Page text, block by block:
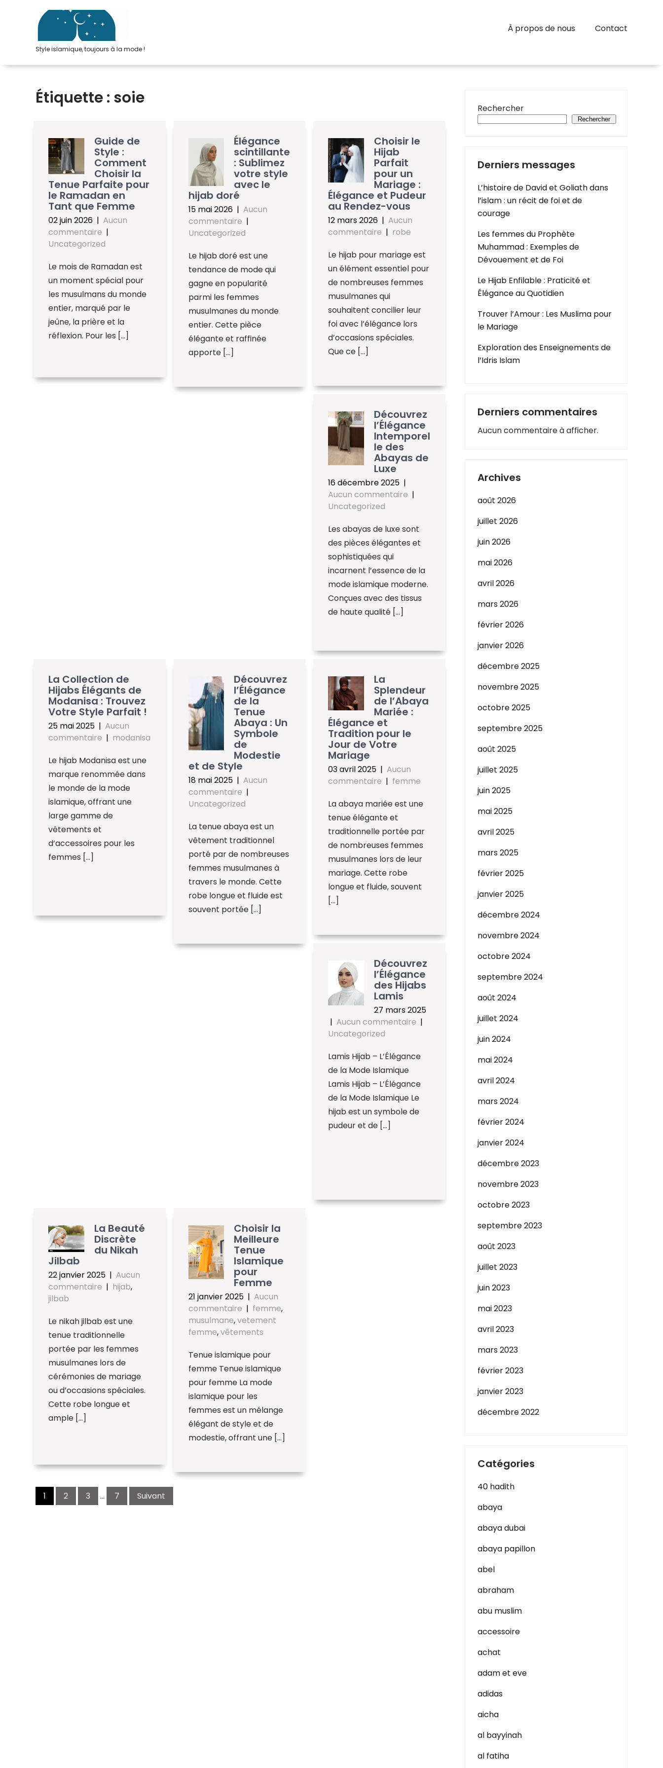
Style islamique, toujours à la mode !
À propos de nous Contact
Étiquette : soie
Guide de
Style :
Comment
Choisir la
Tenue Parfaite pour
le Ramadan en
Tant que Femme
02 juin 2026 | Aucun
commentaire |
Uncategorized
Le mois de Ramadan est
un moment spécial pour
les musulmans du monde
entier, marqué par le
jeûne, la prière et la
réflexion. Pour les […]
Élégance
scintillante
: Sublimez
votre style
avec le
hijab doré
15 mai 2026 | Aucun
commentaire |
Uncategorized
Le hijab doré est une
tendance de mode qui
gagne en popularité
parmi les femmes
musulmanes du monde
entier. Cette pièce
élégante et raffinée
apporte […]
Choisir le
Hijab
Parfait
pour un
Mariage :
Élégance et Pudeur
au Rendez-vous
12 mars 2026 |Aucun
commentaire | robe
Le hijab pour mariage est
un élément essentiel pour
de nombreuses femmes
musulmanes qui
souhaitent concilier leur
foi avec l’élégance lors
d’occasions spéciales.
Que ce […]
Découvrez
l’Élégance
Intemporel
le des
Abayas de
Luxe
16 décembre 2025 |
Aucun commentaire |
Uncategorized
Les abayas de luxe sont
des pièces élégantes et
sophistiquées qui
incarnent l’essence de la
mode islamique moderne.
Conçues avec des tissus
de haute qualité […]
La Collection de
Hijabs Élégants de
Modanisa : Trouvez
Votre Style Parfait !
25 mai 2025 | Aucun
commentaire | modanisa
Le hijab Modanisa est une
marque renommée dans
le monde de la mode
islamique, offrant une
large gamme de
vêtements et
d’accessoires pour les
femmes […]
Découvrez
l’Élégance
de la
Tenue
Abaya : Un
Symbole
de
Modestie
et de Style
18 mai 2025 | Aucun
commentaire |
Uncategorized
La tenue abaya est un
vêtement traditionnel
porté par de nombreuses
femmes musulmanes à
travers le monde. Cette
robe longue et fluide est
souvent portée […]
La
Splendeur
de l’Abaya
Mariée :
Élégance et
Tradition pour le
Jour de Votre
Mariage
03 avril 2025 |Aucun
commentaire | femme
La abaya mariée est une
tenue élégante et
traditionnelle portée par
de nombreuses femmes
musulmanes lors de leur
mariage. Cette robe
longue et fluide, souvent
[…]
Découvrez
l’Élégance
des Hijabs
Lamis
27 mars 2025
|Aucun commentaire |
Uncategorized
Lamis Hijab – L’Élégance
de la Mode Islamique
Lamis Hijab – L’Élégance
de la Mode Islamique Le
hijab est un symbole de
pudeur et de […]
La Beauté
Discrète
du Nikah
Jilbab
22 janvier 2025 | Aucun
commentaire | hijab,
jilbab
Le nikah jilbab est une
tenue traditionnelle
portée par les femmes
musulmanes lors de
cérémonies de mariage
ou d’occasions spéciales.
Cette robe longue et
ample […]
Choisir la
Meilleure
Tenue
Islamique
pour
Femme
21 janvier 2025 | Aucun
commentaire | femme,
musulmane,vetement
femme,vêtements
Tenue islamique pour
femme Tenue islamique
pour femme La mode
islamique pour les
femmes est un mélange
élégant de style et de
modestie, offrant une […]
Navigation
des
articles
1 2 3 … 7 Suivant
Rechercher
Rechercher
Derniers messages
L’histoire de David et Goliath dans
l’islam : un récit de foi et de
courage
Les femmes du Prophète
Muhammad : Exemples de
Dévouement et de Foi
Le Hijab Enfilable : Praticité et
Élégance au Quotidien
Trouver l’Amour : Les Muslima pour
le Mariage
Exploration des Enseignements de
l’Idris Islam
Derniers commentaires
Aucun commentaire à afficher.
Archives
août 2026
juillet 2026
juin 2026
mai 2026
avril 2026
mars 2026
février 2026
janvier 2026
décembre 2025
novembre 2025
octobre 2025
septembre 2025
août 2025
juillet 2025
juin 2025
mai 2025
avril 2025
mars 2025
février 2025
janvier 2025
décembre 2024
novembre 2024
octobre 2024
septembre 2024
août 2024
juillet 2024
juin 2024
mai 2024
avril 2024
mars 2024
février 2024
janvier 2024
décembre 2023
novembre 2023
octobre 2023
septembre 2023
août 2023
juillet 2023
juin 2023
mai 2023
avril 2023
mars 2023
février 2023
janvier 2023
décembre 2022
Catégories
40 hadith
abaya
abaya dubai
abaya papillon
abel
abraham
abu muslim
accessoire
achat
adam et eve
adidas
aicha
al bayyinah
al fatiha